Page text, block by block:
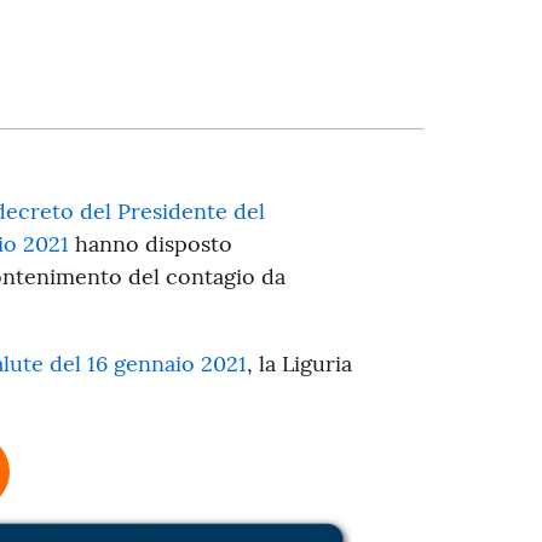
del Presidente del
2021 hanno disposto
del contagio da
del 16 gennaio 2021, la Liguria